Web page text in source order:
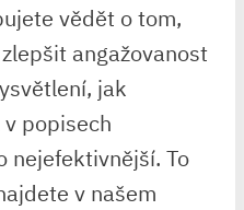
vědět o tom,
angažovanost
jak
popisech
nejefektivnější. To
v našem